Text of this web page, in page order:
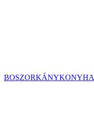
BOSZORKÁNYKONYHA